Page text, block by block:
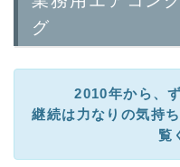
グ
2010年から、
継続は力なりの気持
覧